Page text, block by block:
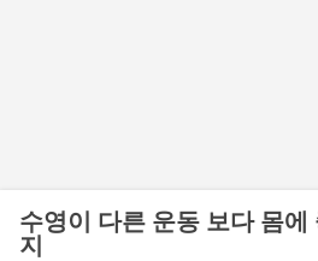
수영이 다른 운동 보다 몸에
지